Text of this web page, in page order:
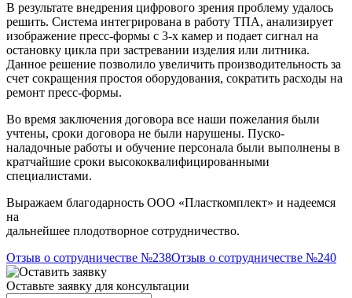
В результате внедрения цифрового зрения проблему удалось
решить. Система интегрирована в работу ТПА, анализирует
изображение пресс-формы с 3-х камер и подает сигнал на
остановку цикла при застревании изделия или литника.
Данное решение позволило увеличить производительность за
счет сокращения простоя оборудования, сократить расходы на
ремонт пресс-формы.
Во время заключения договора все наши пожелания были
учтены, сроки договора не были нарушены. Пуско-
наладочные работы и обучение персонала были выполнены в
кратчайшие сроки высококвалифицированными
специалистами.
Выражаем благодарность ООО «Пласткомплект» и надеемся
на
дальнейшее плодотворное сотрудничество.
Отзыв о сотрудничестве №238Отзыв о сотрудничестве №240
Оставьте заявку для консультации